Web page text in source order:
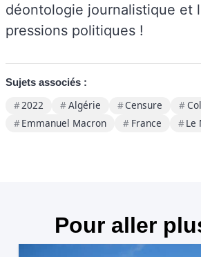
déontologie journalistique et
pressions politiques !
Sujets associés :
2022 Algérie Censure
Emmanuel Macron
France Le
Pour aller